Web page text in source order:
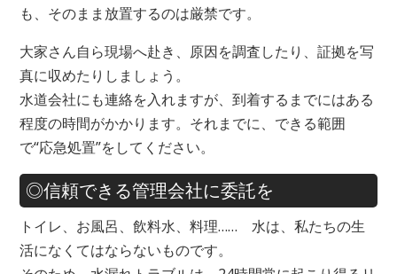
も、そのまま放置するのは厳禁です。
大家さん自ら現場へ赴き、原因を調査したり、証拠を写
真に収めたりしましょう。
水道会社にも連絡を入れますが、到着するまでにはある
程度の時間がかかります。それまでに、できる範囲
で“応急処置”をしてください。
◎信頼できる管理会社に委託を
トイレ、お風呂、飲料水、料理…… 水は、私たちの生
活になくてはならないものです。